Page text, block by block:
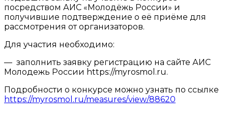
посредством АИС «Молодёжь России» и
получившие подтверждение о её приёме для
рассмотрения от организаторов.
Для участия необходимо:
— заполнить заявку регистрацию на сайте АИС
Молодежь России https://myrosmol.ru.
Подробности о конкурсе можно узнать по ссылке
https://myrosmol.ru/measures/view/88620